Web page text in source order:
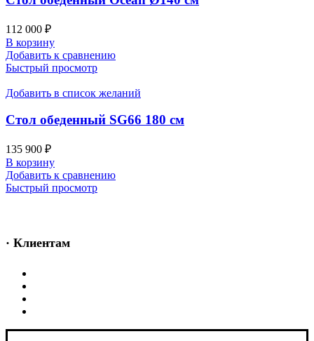
112 000 ₽
В корзину
Добавить к сравнению
Быстрый просмотр
Добавить в список желаний
Стол обеденный SG66 180 см
135 900 ₽
В корзину
Добавить к сравнению
Быстрый просмотр
· Клиентам